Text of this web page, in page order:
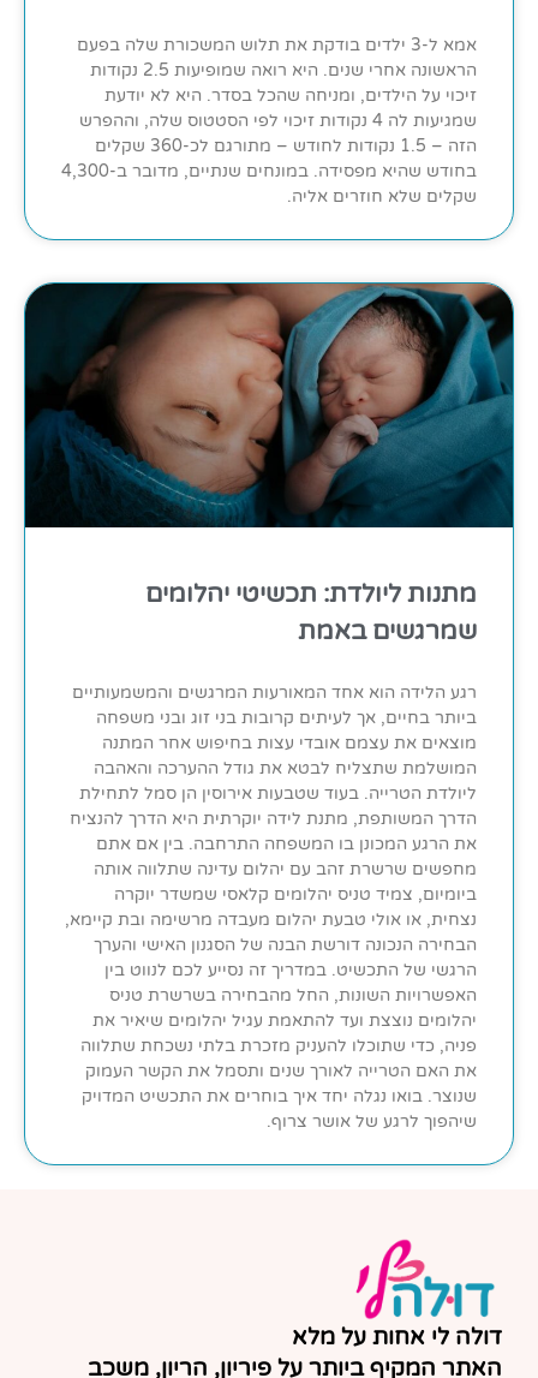
אמא ל-3 ילדים בודקת את תלוש המשכורת שלה בפעם
הראשונה אחרי שנים. היא רואה שמופיעות 2.5 נקודות
זיכוי על הילדים, ומניחה שהכל בסדר. היא לא יודעת
שמגיעות לה 4 נקודות זיכוי לפי הסטטוס שלה, וההפרש
הזה – 1.5 נקודות לחודש – מתורגם לכ-360 שקלים
בחודש שהיא מפסידה. במונחים שנתיים, מדובר ב-4,300
שקלים שלא חוזרים אליה.
מתנות ליולדת: תכשיטי יהלומים
שמרגשים באמת
רגע הלידה הוא אחד המאורעות המרגשים והמשמעותיים
ביותר בחיים, אך לעיתים קרובות בני זוג ובני משפחה
מוצאים את עצמם אובדי עצות בחיפוש אחר המתנה
המושלמת שתצליח לבטא את גודל ההערכה והאהבה
ליולדת הטרייה. בעוד שטבעות אירוסין הן סמל לתחילת
הדרך המשותפת, מתנת לידה יוקרתית היא הדרך להנציח
את הרגע המכונן בו המשפחה התרחבה. בין אם אתם
מחפשים שרשרת זהב עם יהלום עדינה שתלווה אותה
ביומיום, צמיד טניס יהלומים קלאסי שמשדר יוקרה
נצחית, או אולי טבעת יהלום מעבדה מרשימה ובת קיימא,
הבחירה הנכונה דורשת הבנה של הסגנון האישי והערך
הרגשי של התכשיט. במדריך זה נסייע לכם לנווט בין
האפשרויות השונות, החל מהבחירה בשרשרת טניס
יהלומים נוצצת ועד להתאמת עגיל יהלומים שיאיר את
פניה, כדי שתוכלו להעניק מזכרת בלתי נשכחת שתלווה
את האם הטרייה לאורך שנים ותסמל את הקשר העמוק
שנוצר. בואו נגלה יחד איך בוחרים את התכשיט המדויק
שיהפוך לרגע של אושר צרוף.
דולה לי אחות על מלא
האתר המקיף ביותר על פיריון, הריון, משכב